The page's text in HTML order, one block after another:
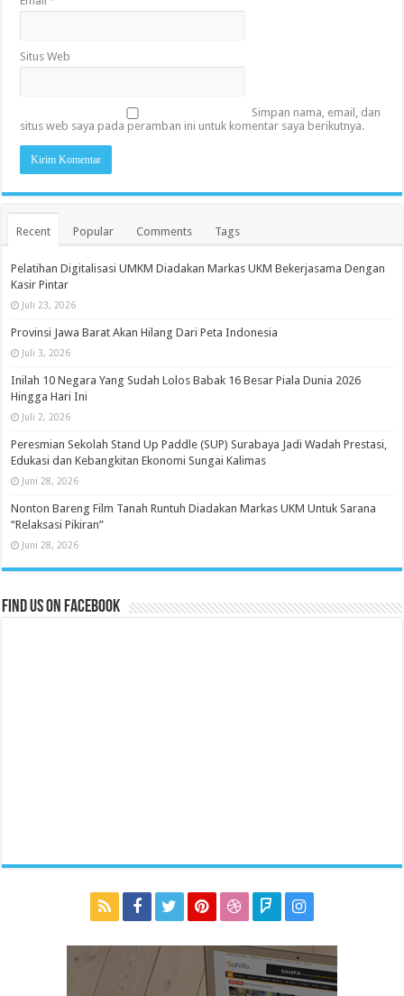
Situs Web
Simpan nama, email, dan
situs web saya pada peramban ini untuk komentar saya berikutnya.
Recent Popular Comments Tags
Pelatihan Digitalisasi UMKM Diadakan Markas UKM Bekerjasama Dengan
Kasir Pintar
Juli 23, 2026
Provinsi Jawa Barat Akan Hilang Dari Peta Indonesia
Juli 3, 2026
Inilah 10 Negara Yang Sudah Lolos Babak 16 Besar Piala Dunia 2026
Hingga Hari Ini
Juli 2, 2026
Peresmian Sekolah Stand Up Paddle (SUP) Surabaya Jadi Wadah Prestasi,
Edukasi dan Kebangkitan Ekonomi Sungai Kalimas
Juni 28, 2026
Nonton Bareng Film Tanah Runtuh Diadakan Markas UKM Untuk Sarana
“Relaksasi Pikiran”
Juni 28, 2026
Find us on Facebook